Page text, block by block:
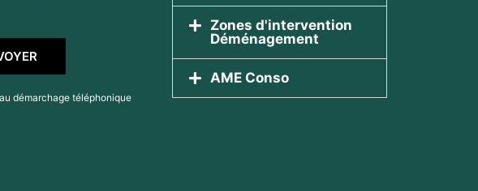
démarchage téléphonique
Zones d'intervention
Déménagement
AME Conso